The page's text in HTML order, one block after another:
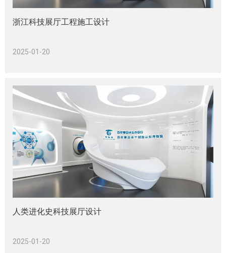
浙江科技展厅工程施工设计
2025-01-20
人类进化史科技展厅设计
2025-01-20